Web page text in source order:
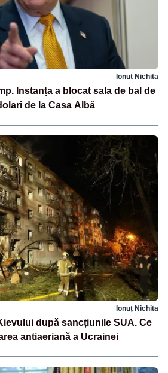
Ionuț Nichita
Instanța a blocat sala de bal de
de la Casa Albă
Ionuț Nichita
după sancțiunile SUA. Ce
antiaeriană a Ucrainei